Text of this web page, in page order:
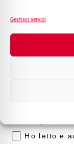
Gestisci servizi
BMSIC01
Sistema
Voglio
Ho letto e